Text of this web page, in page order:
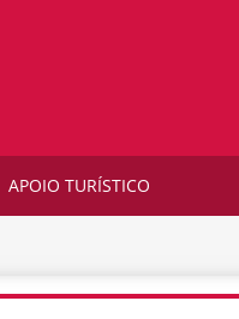
APOIO TURÍSTICO